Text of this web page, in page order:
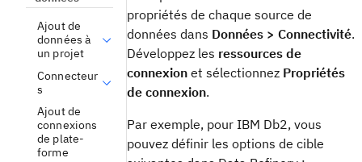
Ajout de
données à
un projet
Connecteur
s
Ajout de
connexions
de plate-
forme
propriétés de chaque source de
données dans Données > Connectivité.
Développez les ressources de
connexionet sélectionnez Propriétés
de connexion.
Par exemple, pour IBM Db2, vous
pouvez définir les options de cible